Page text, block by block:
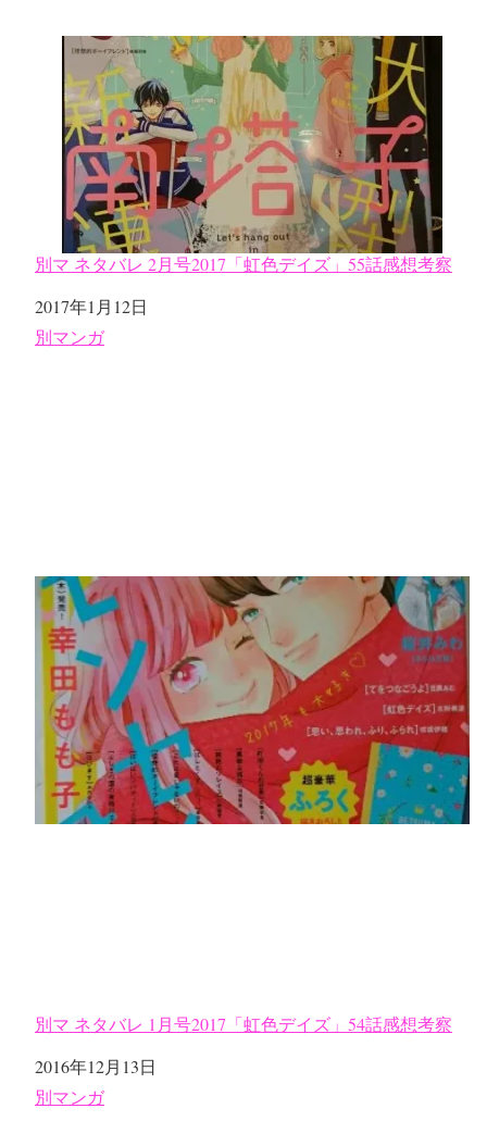
別マ ネタバレ 2月号2017「虹色デイズ」55話感想考察
日付
2017年1月12日
関連理由
別マンガ
別マ ネタバレ 1月号2017「虹色デイズ」54話感想考察
日付
2016年12月13日
関連理由
別マンガ